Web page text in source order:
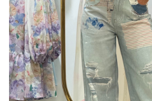
Costume de baie